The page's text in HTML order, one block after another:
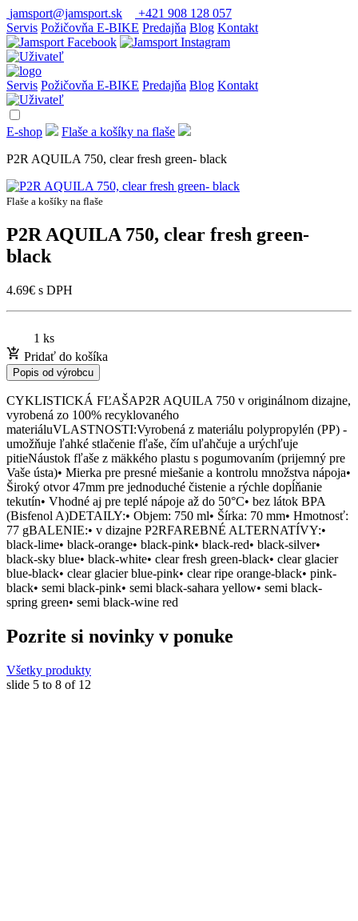
jamsport@jamsport.sk
+421 908 128 057
Servis Požičovňa E-BIKE Predajňa Blog Kontakt
Servis Požičovňa E-BIKE Predajňa Blog Kontakt
E-shop
Flaše a košíky na flaše
P2R AQUILA 750, clear fresh green- black
Flaše a košíky na flaše
P2R AQUILA 750, clear fresh green-
black
4.69€ s DPH
1 ks
Pridať do košíka
Popis od výrobcu
CYKLISTICKÁ FĽAŠAP2R AQUILA 750 v originálnom dizajne,
vyrobená zo 100% recyklovaného
materiáluVLASTNOSTI:Vyrobená z materiálu polypropylén (PP) -
umožňuje ľahké stlačenie fľaše, čím uľahčuje a urýchľuje
pitieNáustok fľaše z mäkkého plastu s pogumovaním (prijemný pre
Vaše ústa)• Mierka pre presné miešanie a kontrolu množstva nápoja•
Široký otvor 47mm pre jednoduché čistenie a rýchle dopĺňanie
tekutín• Vhodné aj pre teplé nápoje až do 50°C• bez látok BPA
(Bisfenol A)DETAILY:• Objem: 750 ml• Šírka: 70 mm• Hmotnosť:
77 gBALENIE:• v dizajne P2RFAREBNÉ ALTERNATÍVY:•
black-lime• black-orange• black-pink• black-red• black-silver•
black-sky blue• black-white• clear fresh green-black• clear glacier
blue-black• clear glacier blue-pink• clear ripe orange-black• pink-
black• semi black-pink• semi black-sahara yellow• semi black-
spring green• semi black-wine red
Pozrite si novinky v ponuke
Všetky produkty
slide 5 to 8 of 12